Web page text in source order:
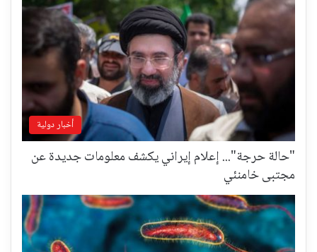
أخبار دولية
"حالة حرجة"... إعلام إيراني يكشف معلومات جديدة عن
مجتبى خامنئي